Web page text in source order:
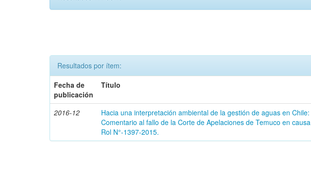
Resultados por ítem:
Fecha de
publicación
Título
2016-12
Hacia una interpretación ambiental de la gestión de aguas en Chile:
Comentario al fallo de la Corte de Apelaciones de Temuco en causa
Rol N°-1397-2015.